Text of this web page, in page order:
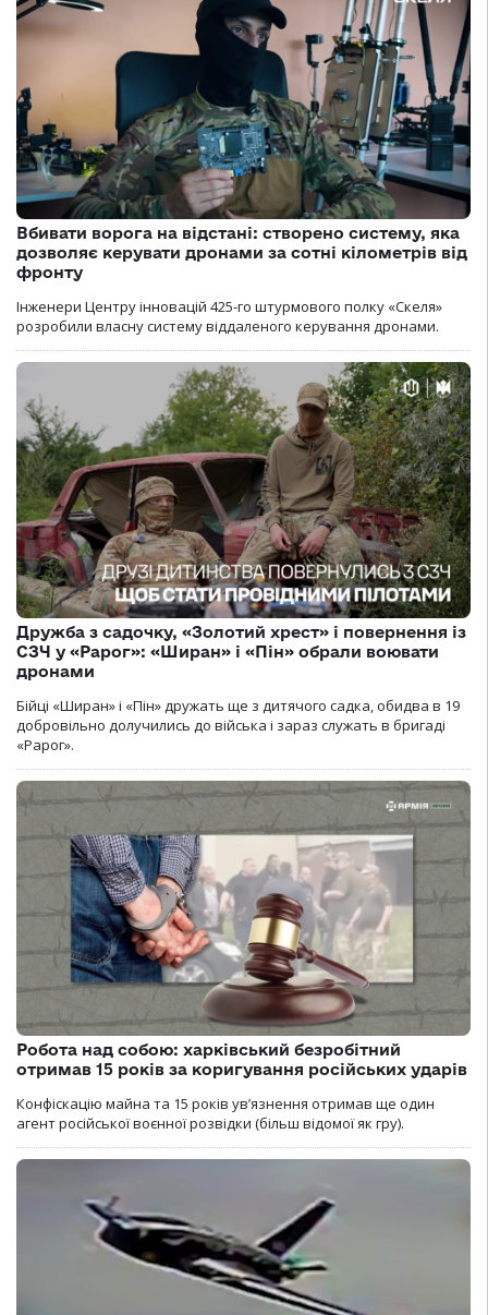
Вбивати ворога на відстані: створено систему, яка
дозволяє керувати дронами за сотні кілометрів від
фронту
Інженери Центру інновацій 425-го штурмового полку «Скеля»
розробили власну систему віддаленого керування дронами.
Дружба з садочку, «Золотий хрест» і повернення із
СЗЧ у «Рарог»: «Ширан» і «Пін» обрали воювати
дронами
Бійці «Ширан» і «Пін» дружать ще з дитячого садка, обидва в 19
добровільно долучились до війська і зараз служать в бригаді
«Рарог».
Робота над собою: харківський безробітний
отримав 15 років за коригування російських ударів
Конфіскацію майна та 15 років увʼязнення отримав ще один
агент російської воєнної розвідки (більш відомої як гру).